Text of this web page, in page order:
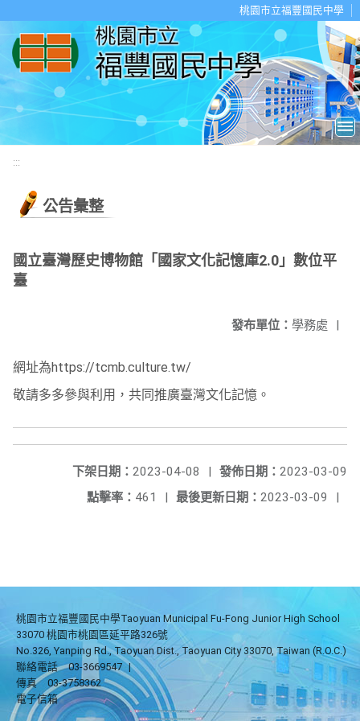
桃園市立福豐國民中學
:::
公告彙整
國立臺灣歷史博物館「國家文化記憶庫2.0」數位平
臺
發布單位： 學務處 |
網址為https://tcmb.culture.tw/
敬請多多參與利用，共同推廣臺灣文化記憶。
發佈日期： 2023-03-09
下架日期： 2023-04-08
|
最後更新日期： 2023-03-09 |
點擊率： 461 |
桃園市立福豐國民中學Taoyuan Municipal Fu-Fong Junior High School
33070 桃園市桃園區延平路326號
No.326, Yanping Rd., Taoyuan Dist., Taoyuan City 33070, Taiwan (R.O.C.)
聯絡電話
03-3669547 |
傳真
03-3758362
電子信箱